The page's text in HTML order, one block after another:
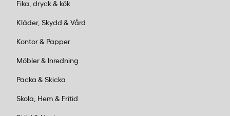
Fika, dryck & kök
Kläder, Skydd & Vård
Kontor & Papper
Möbler & Inredning
Packa & Skicka
Skola, Hem & Fritid